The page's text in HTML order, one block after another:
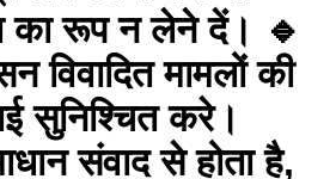
का रूप न लेने दें। 🔹
विवादित मामलों की
सुनिश्चित करे।
संवाद से होता है,